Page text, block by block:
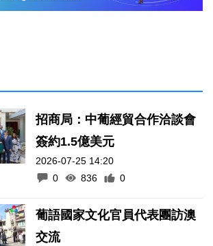
招商局：中葡經貿合作洽談會
簽約1.5億美元
2026-07-25 14:20
0
836 0
葡語國家文化官員代表團訪澳
交流